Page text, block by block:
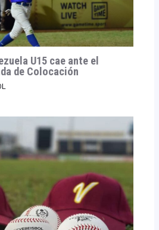
U15 cae ante el
de Colocación